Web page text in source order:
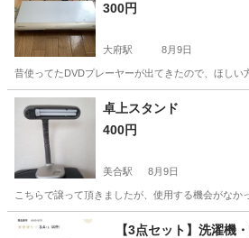
300円
大府駅 8月9日
昔使ってたDVDプレーヤーが出てきたので、ほし
愛知 大府市 大府駅 映像プレーヤー、
卓上スタンド
400円
美合駅 8月9日
こちらで譲って頂きましたが、使用する機会がな
愛知 岡崎市 美合駅 その他 スタン
【3点セット】洗濯機